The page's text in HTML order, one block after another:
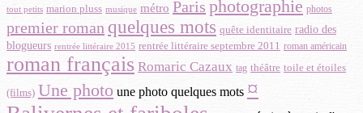
tout petits marion pluss musique métro Paris photographie photos
premier roman quelques mots quête identitaire radio des
blogueurs rentrée littéraire 2015 rentrée littéraire septembre 2011 roman américain
roman français Romaric Cazaux tag théâtre toile et étoiles
(films) Une photo une photo quelques mots ¤